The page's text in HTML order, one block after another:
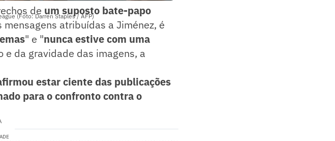
(Foto: Darren Staples / AFP)
de um suposto bate-papo
mensagens atribuídas a Jiménez, é
" e "nunca estive com uma
e da gravidade das imagens, a
estar ciente das publicações
para o confronto contra o